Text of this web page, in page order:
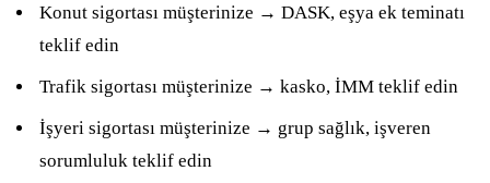
Konut sigortası müşterinize → DASK, eşya ek teminatı
teklif edin
Trafik sigortası müşterinize → kasko, İMM teklif edin
İşyeri sigortası müşterinize → grup sağlık, işveren
sorumluluk teklif edin